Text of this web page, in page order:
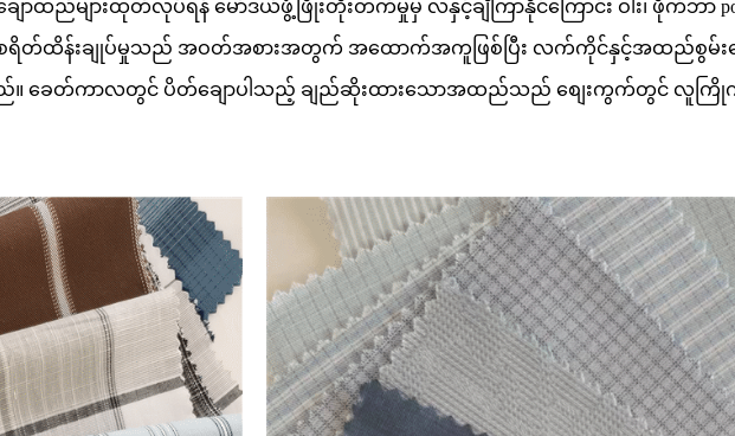
ည်များထုတ်လုပ်ရန် မော်ဒယ်ဖွံ့ဖြိုးတိုးတက်မှုမှ လနှင့်ချီကြာနိုင်ကြောင်း ဝါး၊ ဖိုက်ဘာ
စရိတ်ထိန်းချုပ်မှုသည် အဝတ်အစားအတွက် အထောက်အကူဖြစ်ပြီး လက်ကိုင်နှင့်အထည်စွမ်းဆ
သည်။ ခေတ်ကာလတွင် ပိတ်ချောပါသည့် ချည်ဆိုးထားသောအထည်သည် စျေးကွက်တွင် လူကြိုက်မျ